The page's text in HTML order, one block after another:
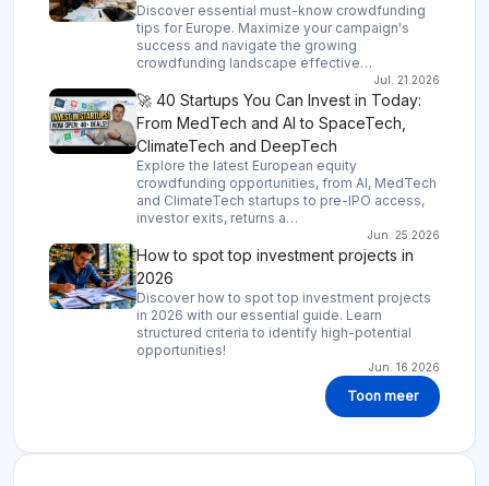
Discover essential must-know crowdfunding
tips for Europe. Maximize your campaign's
success and navigate the growing
crowdfunding landscape effective…
Jul. 21.2026
🚀 40 Startups You Can Invest in Today:
From MedTech and AI to SpaceTech,
ClimateTech and DeepTech
Explore the latest European equity
crowdfunding opportunities, from AI, MedTech
and ClimateTech startups to pre-IPO access,
investor exits, returns a…
Jun. 25.2026
How to spot top investment projects in
2026
Discover how to spot top investment projects
in 2026 with our essential guide. Learn
structured criteria to identify high-potential
opportunities!
Jun. 16.2026
Toon meer